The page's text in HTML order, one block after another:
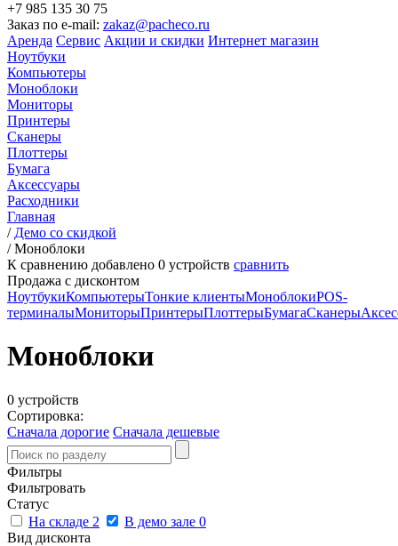
+7 985 135 30 75
Заказ по e-mail: zakaz@pacheco.ru
Аренда Сервис Акции и скидки Интернет магазин
Ноутбуки
Компьютеры
Моноблоки
Мониторы
Принтеры
Сканеры
Плоттеры
Бумага
Аксессуары
Расходники
Главная
/ Демо со скидкой
/Моноблоки
К сравнению добавлено 0 устройств сравнить
Продажа с дисконтом
НоутбукиКомпьютерыТонкие клиентыМоноблокиPOS-
терминалыМониторыПринтерыПлоттерыБумагаСканеры
Моноблоки
0 устройств
Сортировка:
Сначала дорогие Сначала дешевые
Фильтры
Фильтровать
Статус
На складе 2 В демо зале 0
Вид дисконта